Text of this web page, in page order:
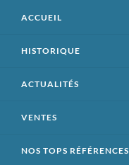
ACCUEIL
HISTORIQUE
ACTUALITÉS
VENTES
NOS TOPS RÉFÉRENCES